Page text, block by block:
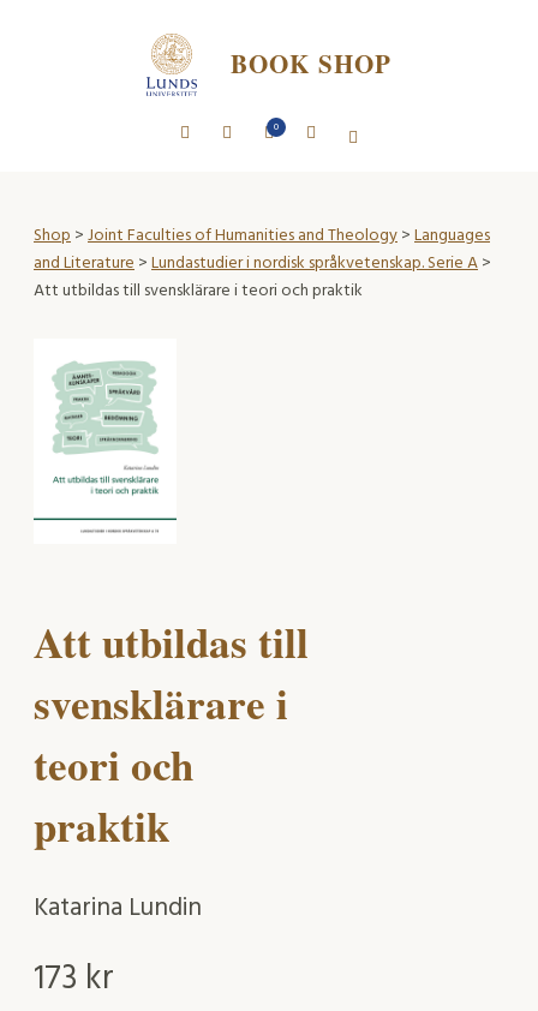
BOOK SHOP
0
Shop>Joint Faculties of Humanities and Theology>Languages
and Literature>Lundastudier i nordisk språkvetenskap. Serie A>
Att utbildas till svensklärare i teori och praktik
Att utbildas till
svensklärare i
teori och
praktik
Katarina Lundin
173 kr